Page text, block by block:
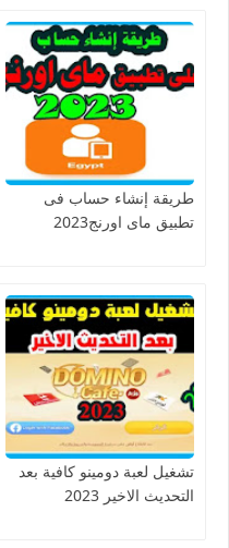
طريقة إنشاء حساب فى
تطبيق ماى اورنج2023
تشغيل لعبة دومينو كافية بعد
التحديث الاخير 2023